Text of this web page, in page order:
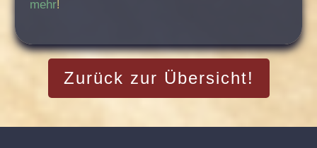
mehr!
Zurück zur Übersicht!